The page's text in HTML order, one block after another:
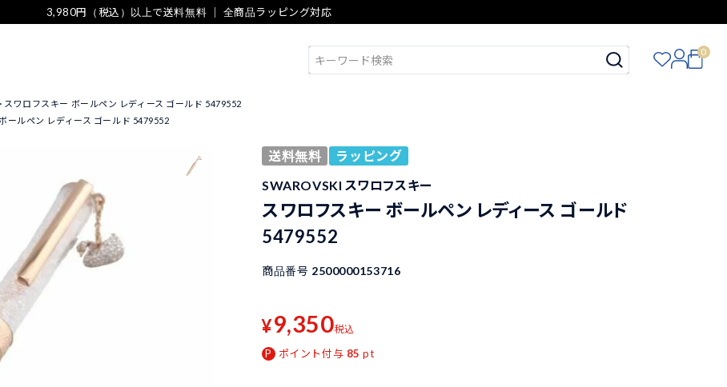
3,980円（税込）以上で送料無料 ｜ 全商品ラッピング対応
0
スワロフスキー ボールペン レディース ゴールド 5479552
ールペン レディース ゴールド 5479552
送料無料
ラッピング
SWAROVSKI スワロフスキー
スワロフスキー ボールペン レディース ゴールド
5479552
商品番号 2500000153716
¥9,350税込
ポイント付与 85 pt